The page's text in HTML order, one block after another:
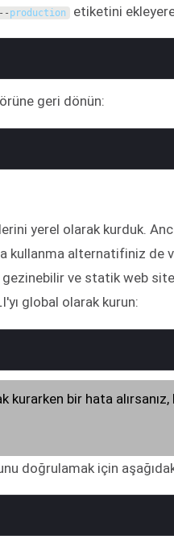
-- production etiketini
geri dönün:
yerel olarak kurduk.
kullanma alternatifiniz de
ve statik web
global olarak kurun:
kurarken bir hata
doğrulamak için